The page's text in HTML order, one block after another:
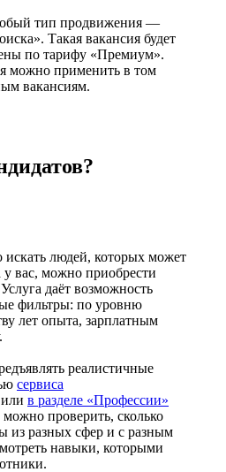
тип продвижения —
Такая вакансия будет
по тарифу «Премиум».
можно применить в том
вакансиям.
искать людей, которых может
у вас, можно приобрести
даёт возможность
фильтры: по уровню
лет опыта, зарплатным
реалистичные
сервиса
или в разделе «Профессии»
можно проверить, сколько
из разных сфер и с разным
навыки, которыми